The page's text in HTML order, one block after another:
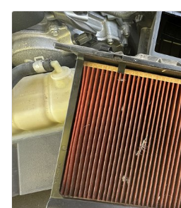
Aggiungi Commento
Annulla